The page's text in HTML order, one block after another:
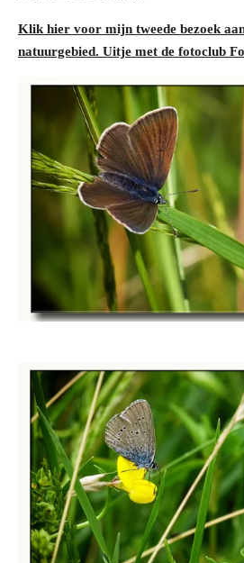
Klik hier voor mijn tweede bezoek
natuurgebied. Uitje met de fotoclub